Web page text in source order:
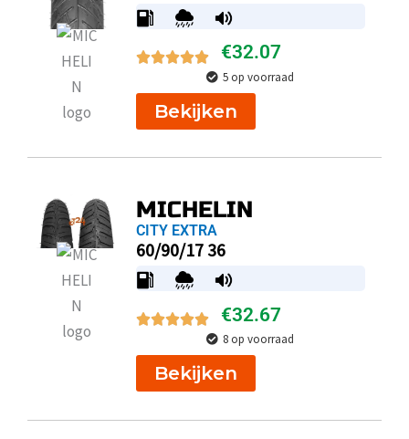
€32.07
5 op voorraad
Bekijken
MICHELIN
CITY EXTRA
60/90/17 36
€32.67
8 op voorraad
Bekijken